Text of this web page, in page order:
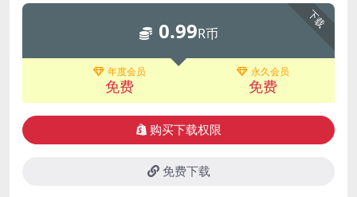
下载
0.99R币
年度会员
免费
永久会员
免费
购买下载权限
免费下载